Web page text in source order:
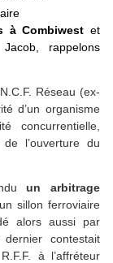
à Combiwest et
rappelons
Réseau (ex-
d’un organisme
concurrentielle,
l’ouverture du
un arbitrage
sillon ferroviaire
alors aussi par
contestait
à l’affréteur